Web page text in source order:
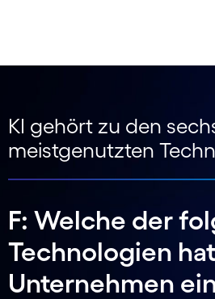
KI gehört zu den
meistgenutzten
F: Welche der
Technologien
Unternehmen